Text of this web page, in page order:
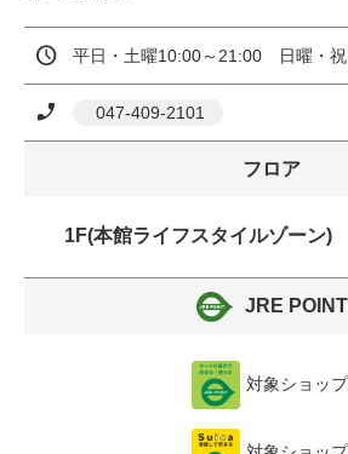
平日・土曜10:00～21:00　日曜・
047-409-2101
フロア
1F(本館ライフスタイルゾーン)
JRE POINT
対象ショップ